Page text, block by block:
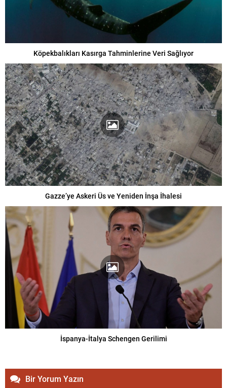
Köpekbalıkları Kasırga Tahminlerine Veri Sağlıyor
Gazze’ye Askeri Üs ve Yeniden İnşa İhalesi
İspanya-İtalya Schengen Gerilimi
Bir Yorum Yazın